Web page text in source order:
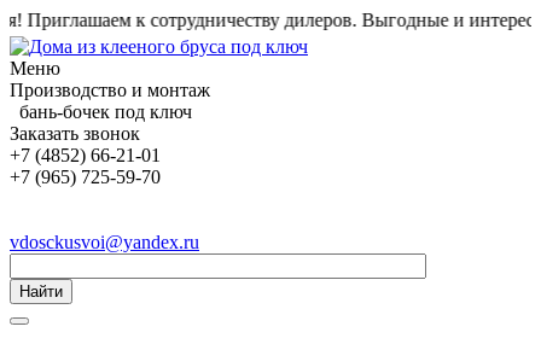
к сотрудничеству дилеров. Выгодные и
Меню
Производство и монтаж
бань-бочек под ключ
Заказать звонок
+7 (4852) 66-21-01
+7 (965) 725-59-70
vdosckusvoi@yandex.ru
Найти